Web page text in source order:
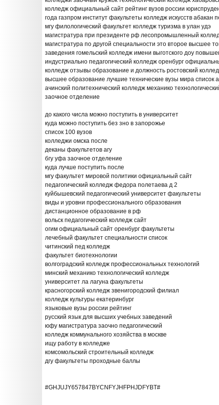
колледж официальный сайт рейтинг вузов россии
года газпром институт факультеты колледж искусств абакан
мгу филологический факультет колледж туризма в улан удэ
магистратура при президенте рф лесопромышленный
магистратура по другой специальности это второе высшее
заведения гомельский колледж имени выготского доу
индустриально педагогический колледж оренбург
колледж отзывы образование и должность ростовский
высшее образование лучшие технические вузы мира список
ачинский политехнический колледж механико
заочное отделение
до какого числа можно поступить в университет
куда можно поступить без зно в запорожье
список 100 вузов
колледжи омска после
деканы факультетов агу
бгу уфа заочное отделение
куда лучше поступить после
мгу факультет мировой политики официальный сайт
педагогический колледж федора полетаева д 2
куйбышевский педагогический университет факультеты
виды и уровни профессионального образования
дистанционное образование в рф
вольск педагогический колледж сайт
огим официальный сайт оренбург факультеты
лечебный факультет специальности список
читинский пед колледж
факультет биотехнологии
волгоградский колледж профессиональных технологий
минский механико технологический колледж
университет ла лагуна факультеты
красногорский колледж звенигородский филиал
колледж культуры екатеринбург
языковые вузы россии рейтинг
русский язык для высших учебных заведений
юфу магистратура заочно педагогический
колледж коммунального хозяйства в москве
ищу работу в колледже
комсомольский строительный колледж
дгу факультеты проходные баллы
#GHJUJY657847BYCNFYJHFPHJDFYBT#